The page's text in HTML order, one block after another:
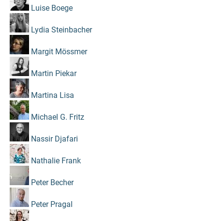
Luise Boege
Lydia Steinbacher
Margit Mössmer
Martin Piekar
Martina Lisa
Michael G. Fritz
Nassir Djafari
Nathalie Frank
Peter Becher
Peter Pragal